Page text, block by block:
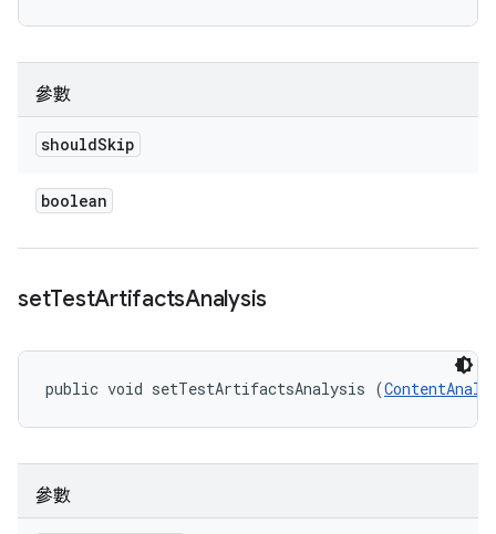
參數
shouldSkip
boolean
setTestArtifactsAnalysis
public void setTestArtifactsAnalysis (
參數